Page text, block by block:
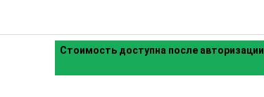
Стоимость доступна после авторизации